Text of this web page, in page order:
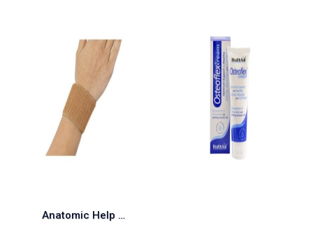
Anatomic Help 5310 Περικάρπιο σε Μπεζ Χρώμα One Size